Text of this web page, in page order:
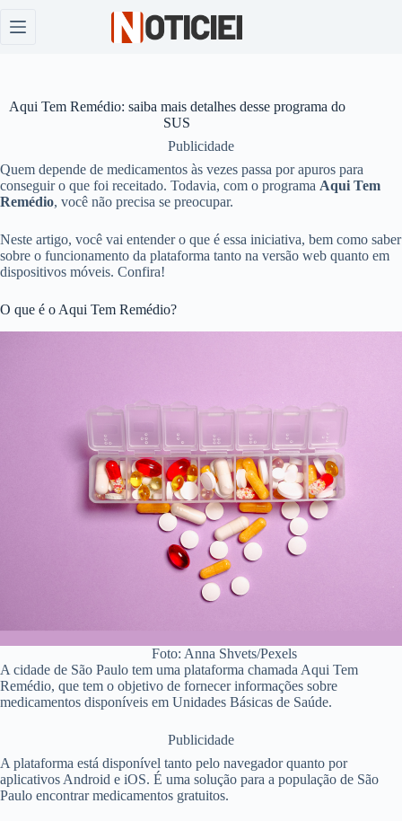
para
Aqui Tem Remédio: saiba mais detalhes desse programa do
SUS
Publicidade
Quem depende de medicamentos às vezes passa por apuros para
conseguir o que foi receitado. Todavia, com o programa Aqui Tem
Remédio, você não precisa se preocupar.
Neste artigo, você vai entender o que é essa iniciativa, bem como saber
sobre o funcionamento da plataforma tanto na versão web quanto em
dispositivos móveis. Confira!
O que é o Aqui Tem Remédio?
Foto: Anna Shvets/Pexels
A cidade de São Paulo tem uma plataforma chamada Aqui Tem
Remédio, que tem o objetivo de fornecer informações sobre
medicamentos disponíveis em Unidades Básicas de Saúde.
Publicidade
A plataforma está disponível tanto pelo navegador quanto por
aplicativos Android e iOS. É uma solução para a população de São
Paulo encontrar medicamentos gratuitos.